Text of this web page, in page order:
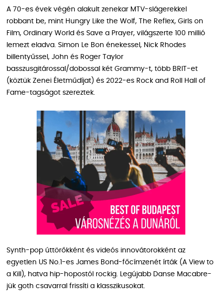
A 70-es évek végén alakult zenekar MTV-slágerekkel
robbant be, mint Hungry Like the Wolf, The Reflex, Girls on
Film, Ordinary World és Save a Prayer, világszerte 100 millió
lemezt eladva. Simon Le Bon énekessel, Nick Rhodes
billentyűssel, John és Roger Taylor
basszusgitárossal/dobossal két Grammy-t, több BRIT-et
(köztük Zenei Életműdíjat) és 2022-es Rock and Roll Hall of
Fame-tagságot szereztek.
Synth-pop úttörőkként és videós innovátorokként az
egyetlen US No.1-es James Bond-főcímzenét írták (A View to
a Kill), hatva hip-hopostól rockig. Legújabb Danse Macabre-
jük goth csavarral frissíti a klasszikusokat.